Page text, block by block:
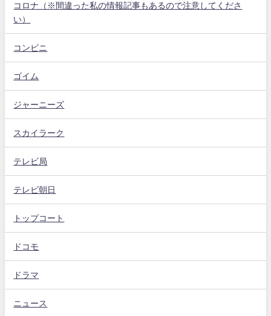
コロナ（※間違った私の情報記事もあるので注意してくださ
い）
コンビニ
ゴイム
ジャーニーズ
スカイラーク
テレビ局
テレビ朝日
トップコート
ドコモ
ドラマ
ニュース